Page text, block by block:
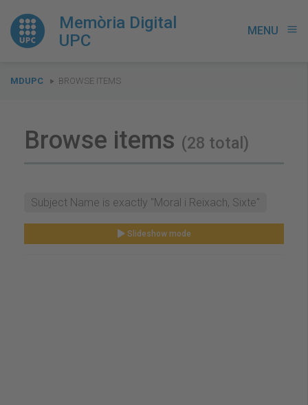
Memòria Digital
UPC
MENU menu
You
MDUPC BROWSE ITEMS
Browse items (28 total)
Subject Name is exactly "Moral i Reixach, Sixte"
Slideshow mode